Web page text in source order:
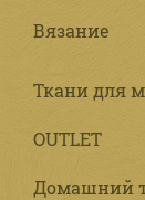
Вязание
Ткани для
OUTLET
Домашний